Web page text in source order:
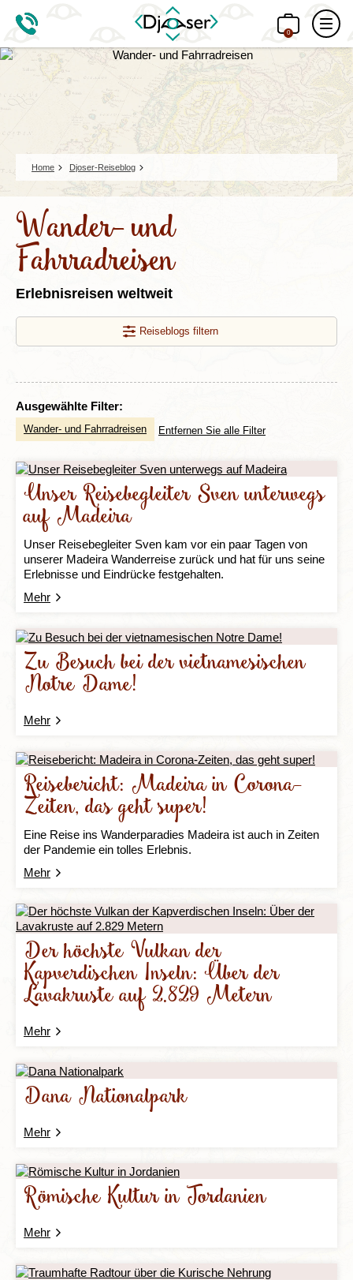
0
Home Djoser-Reiseblog
Wander- und
Fahrradreisen
Erlebnisreisen weltweit
Reiseblogs filtern
Ausgewählte Filter:
Wander- und Fahrradreisen Entfernen Sie alle Filter
Unser Reisebegleiter Sven unterwegs
auf Madeira
Unser Reisebegleiter Sven kam vor ein paar Tagen von
unserer Madeira Wanderreise zurück und hat für uns seine
Erlebnisse und Eindrücke festgehalten.
Mehr
Zu Besuch bei der vietnamesischen
Notre Dame!
Mehr
Reisebericht: Madeira in Corona-
Zeiten, das geht super!
Eine Reise ins Wanderparadies Madeira ist auch in Zeiten
der Pandemie ein tolles Erlebnis.
Mehr
Der höchste Vulkan der
Kapverdischen Inseln: Über der
Lavakruste auf 2.829 Metern
Mehr
Dana Nationalpark
Mehr
Römische Kultur in Jordanien
Mehr